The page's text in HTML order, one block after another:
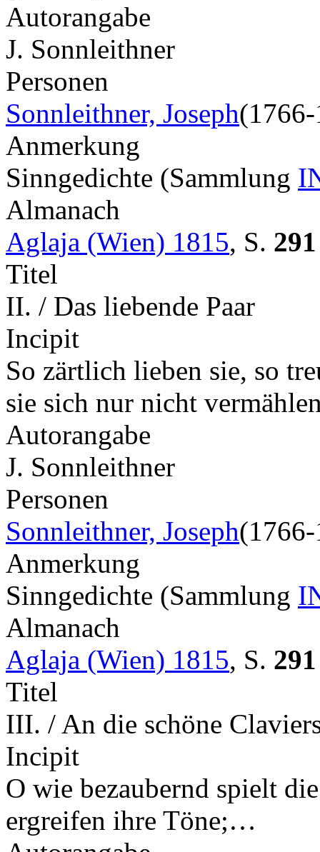
Autorangabe
J. Sonnleithner
Personen
Sonnleithner, Joseph
Anmerkung
Sinngedichte (Sammlung
Almanach
Aglaja (Wien) 1815, S. 291
Titel
II. / Das liebende Paar
Incipit
So zärtlich lieben sie, so
sie sich nur nicht
Autorangabe
J. Sonnleithner
Personen
Sonnleithner, Joseph
Anmerkung
Sinngedichte (Sammlung
Almanach
Aglaja (Wien) 1815, S. 291
Titel
III. / An die schöne
Incipit
O wie bezaubernd spielt
ergreifen ihre Töne;…